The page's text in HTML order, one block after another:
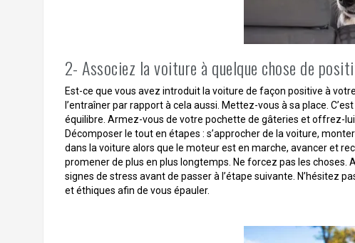
2- Associez la voiture à quelque chose de
Est-ce que vous avez introduit la voiture de façon positive à
l’entraîner par rapport à cela aussi. Mettez-vous à sa place.
équilibre. Armez-vous de votre pochette de gâteries et offrez-lui
Décomposer le tout en étapes : s’approcher de la voiture,
dans la voiture alors que le moteur est en marche, avancer et
promener de plus en plus longtemps. Ne forcez pas les
signes de stress avant de passer à l’étape suivante. N’hésitez
et éthiques afin de vous épauler.